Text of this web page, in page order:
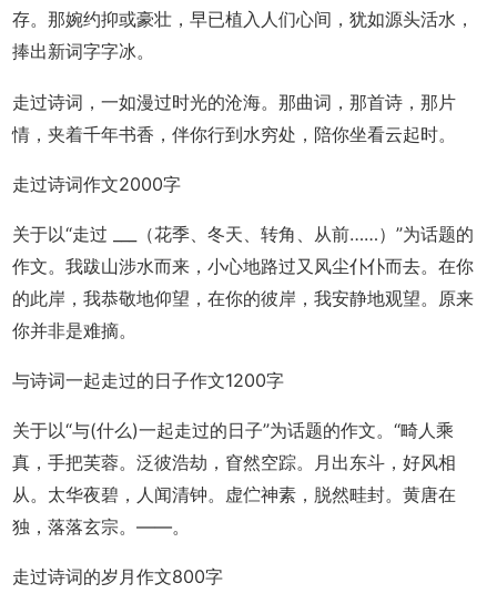
存。那婉约抑或豪壮，早已植入人们心间，犹如源头活水，
捧出新词字字冰。
走过诗词，一如漫过时光的沧海。那曲词，那首诗，那片
情，夹着千年书香，伴你行到水穷处，陪你坐看云起时。
走过诗词作文2000字
关于以“走过 ___（花季、冬天、转角、从前……）”为话题的
作文。我跋山涉水而来，小心地路过又风尘仆仆而去。在你
的此岸，我恭敬地仰望，在你的彼岸，我安静地观望。原来
你并非是难摘。
与诗词一起走过的日子作文1200字
关于以“与(什么)一起走过的日子”为话题的作文。“畸人乘
真，手把芙蓉。泛彼浩劫，窅然空踪。月出东斗，好风相
从。太华夜碧，人闻清钟。虚伫神素，脱然畦封。黄唐在
独，落落玄宗。——。
走过诗词的岁月作文800字